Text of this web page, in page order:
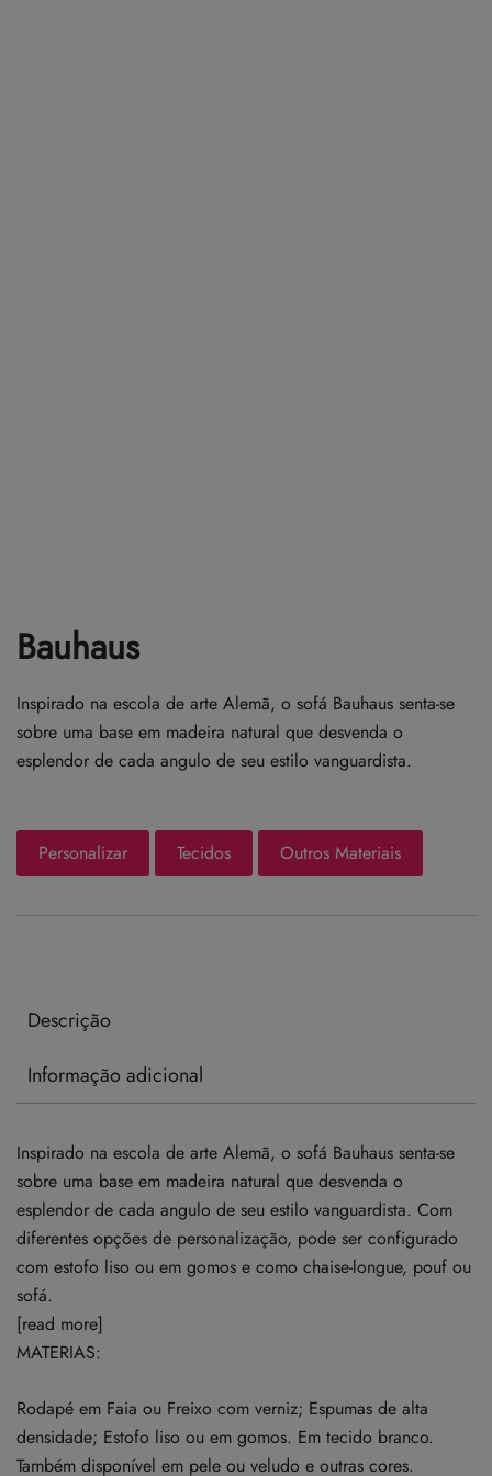
Bauhaus
Inspirado na escola de arte Alemã, o sofá Bauhaus senta-se
sobre uma base em madeira natural que desvenda o
esplendor de cada angulo de seu estilo vanguardista.
Personalizar Tecidos Outros Materiais
Descrição
Informação adicional
Inspirado na escola de arte Alemã, o sofá Bauhaus senta-se
sobre uma base em madeira natural que desvenda o
esplendor de cada angulo de seu estilo vanguardista. Com
diferentes opções de personalização, pode ser configurado
com estofo liso ou em gomos e como chaise-longue, pouf ou
sofá.
[read more]
MATERIAS:
Rodapé em Faia ou Freixo com verniz; Espumas de alta
densidade; Estofo liso ou em gomos. Em tecido branco.
Também disponível em pele ou veludo e outras cores.